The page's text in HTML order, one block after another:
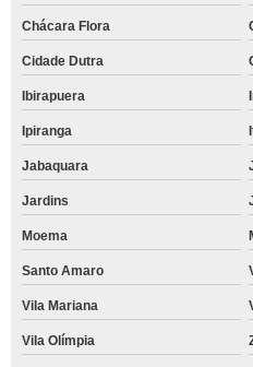
Chácara Flora
Cidade Dutra
Ibirapuera
Ipiranga
Jabaquara
Jardins
Moema
Santo Amaro
Vila Mariana
Vila Olímpia